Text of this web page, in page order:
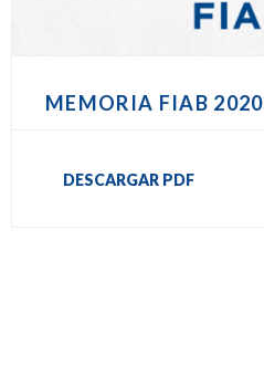
MEMORIA FIAB 2020
DESCARGAR PDF